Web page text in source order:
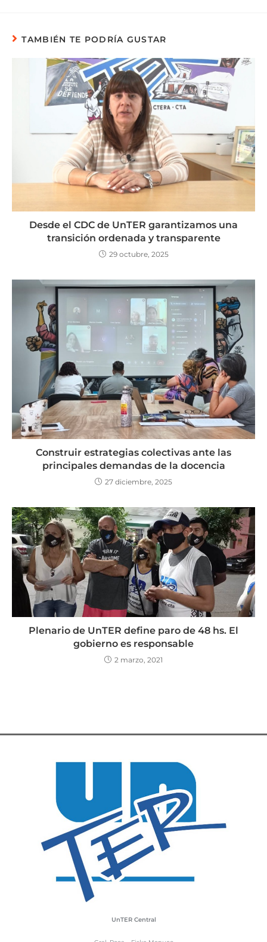
TAMBIÉN TE PODRÍA GUSTAR
Desde el CDC de UnTER garantizamos una
transición ordenada y transparente
29 octubre, 2025
Construir estrategias colectivas ante las
principales demandas de la docencia
27 diciembre, 2025
Plenario de UnTER define paro de 48 hs. El
gobierno es responsable
2 marzo, 2021
UnTER Central